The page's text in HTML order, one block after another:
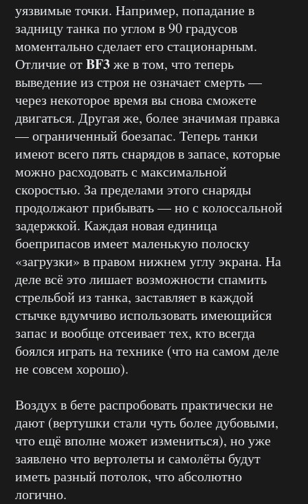
уязвимые точки. Например, попадание в
задницу танка по углом в 90 градусов
моментально сделает его стационарным.
Отличие отBF3же в том, что теперь
выведение из строя не означает смерть —
через некоторое время вы снова сможете
двигаться. Другая же, более значимая правка
— ограниченный боезапас. Теперь танки
имеют всего пять снарядов в запасе, которые
можно расходовать с максимальной
скоростью. За пределами этого снаряды
продолжают прибывать — но с колоссальной
задержкой. Каждая новая единица
боеприпасов имеет маленькую полоску
«загрузки» в правом нижнем углу экрана. На
деле всё это лишает возможности спамить
стрельбой из танка, заставляет в каждой
стычке вдумчиво использовать имеющийся
запас и вообще отсеивает тех, кто всегда
боялся играть на технике (что на самом деле
не совсем хорошо).
Воздух в бете распробовать практически не
дают (вертушки стали чуть более дубовыми,
что ещё вполне может измениться), но уже
заявлено что вертолеты и самолёты будут
иметь разный потолок, что абсолютно
логично.